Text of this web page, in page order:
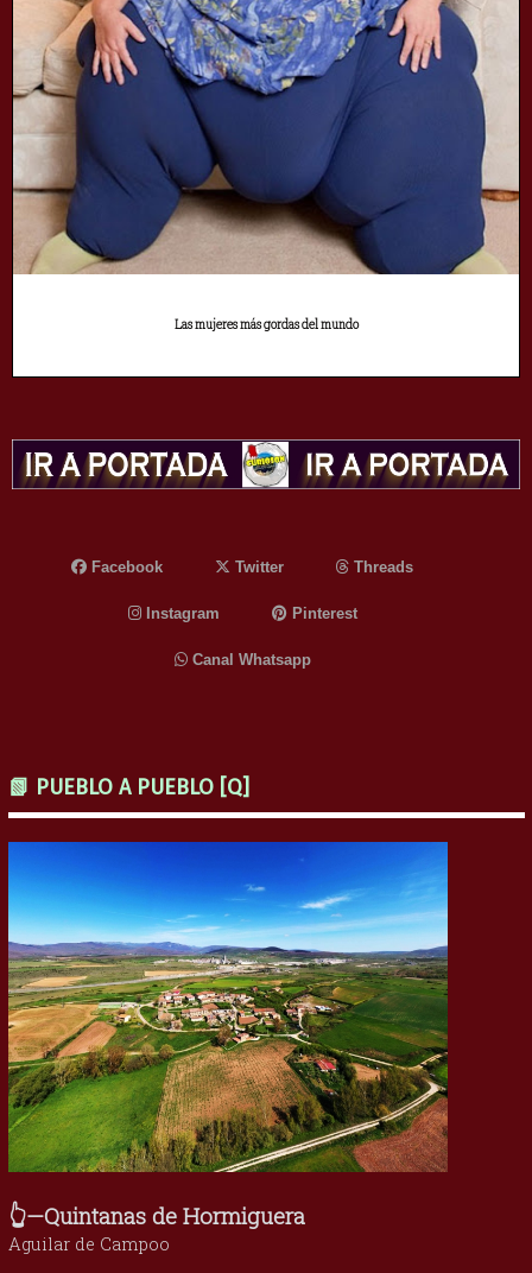
Las mujeres más gordas del mundo
Facebook Twitter Threads
Instagram Pinterest
Canal Whatsapp
📗 PUEBLO A PUEBLO [Q]
👆—Quintanas de Hormiguera
Aguilar de Campoo